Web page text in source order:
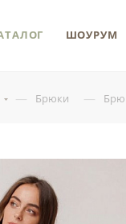
ШОУРУМ
— Брюки —